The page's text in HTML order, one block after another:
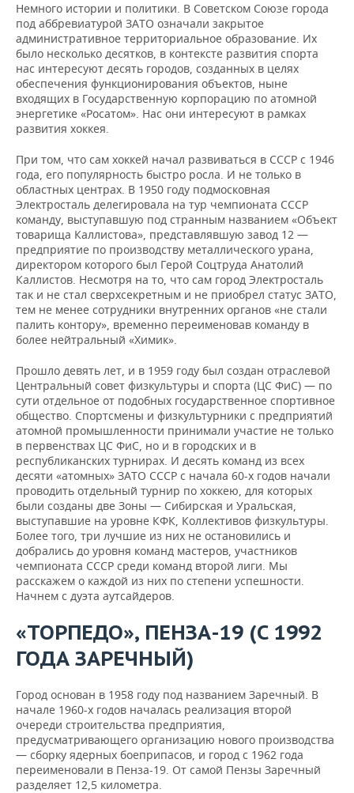
ONLINE-КОНФЕРЕНЦИИ
ОТКРЫТАЯ ЛЕКЦИЯ
ХОККЕЙ
БАСКЕТБОЛ
ВОЛЕЙБОЛ
КИБЕРСПОРТ
ФИГУРНОЕ КАТАНИЕ
ВОДНЫЕ ВИДЫ СПОРТА
ХОККЕЙ С МЯЧОМ
ВЛАСТЬ
ИНФРАСТРУКТУРА
ИСТОРИЯ
КУЛЬТУРА
МЕДИЦИНА
ОБРАЗОВАНИЕ
ПРОИСШЕСТВИЯ
СЮЖЕТЫ
СПРАВОЧНИК
СПИСОК ПЕРСОН
СПИСОК КОМПАНИЙ
ПОЛНАЯ ВЕРСИЯ
Немного истории и политики. В Советском Союзе города
под аббревиатурой ЗАТО означали закрытое
административное территориальное образование. Их
было несколько десятков, в контексте развития спорта
нас интересуют десять городов, созданных в целях
обеспечения функционирования объектов, ныне
входящих в Государственную корпорацию по атомной
энергетике «Росатом». Нас они интересуют в рамках
развития хоккея.
При том, что сам хоккей начал развиваться в СССР с 1946
года, его популярность быстро росла. И не только в
областных центрах. В 1950 году подмосковная
Электросталь делегировала на тур чемпионата СССР
команду, выступавшую под странным названием «Объект
товарища Каллистова», представлявшую завод 12 —
предприятие по производству металлического урана,
директором которого был Герой Соцтруда Анатолий
Каллистов. Несмотря на то, что сам город Электросталь
так и не стал сверхсекретным и не приобрел статус ЗАТО,
тем не менее сотрудники внутренних органов «не стали
палить контору», временно переименовав команду в
более нейтральный «Химик».
Прошло девять лет, и в 1959 году был создан отраслевой
Центральный совет физкультуры и спорта (ЦС ФиС) — по
сути отдельное от подобных государственное спортивное
общество. Спортсмены и физкультурники с предприятий
атомной промышленности принимали участие не только
в первенствах ЦС ФиС, но и в городских и в
республиканских турнирах. И десять команд из всех
десяти «атомных» ЗАТО СССР с начала 60-х годов начали
проводить отдельный турнир по хоккею, для которых
были созданы две Зоны — Сибирская и Уральская,
выступавшие на уровне КФК, Коллективов физкультуры.
Более того, три лучшие из них не остановились и
добрались до уровня команд мастеров, участников
чемпионата СССР среди команд второй лиги. Мы
расскажем о каждой из них по степени успешности.
Начнем с дуэта аутсайдеров.
«ТОРПЕДО», ПЕНЗА-19 (С 1992
ГОДА ЗАРЕЧНЫЙ)
Город основан в 1958 году под названием Заречный. В
начале 1960-х годов началась реализация второй
очереди строительства предприятия,
предусматривающего организацию нового производства
— сборку ядерных боеприпасов, и город с 1962 года
переименовали в Пенза-19. От самой Пензы Заречный
разделяет 12,5 километра.